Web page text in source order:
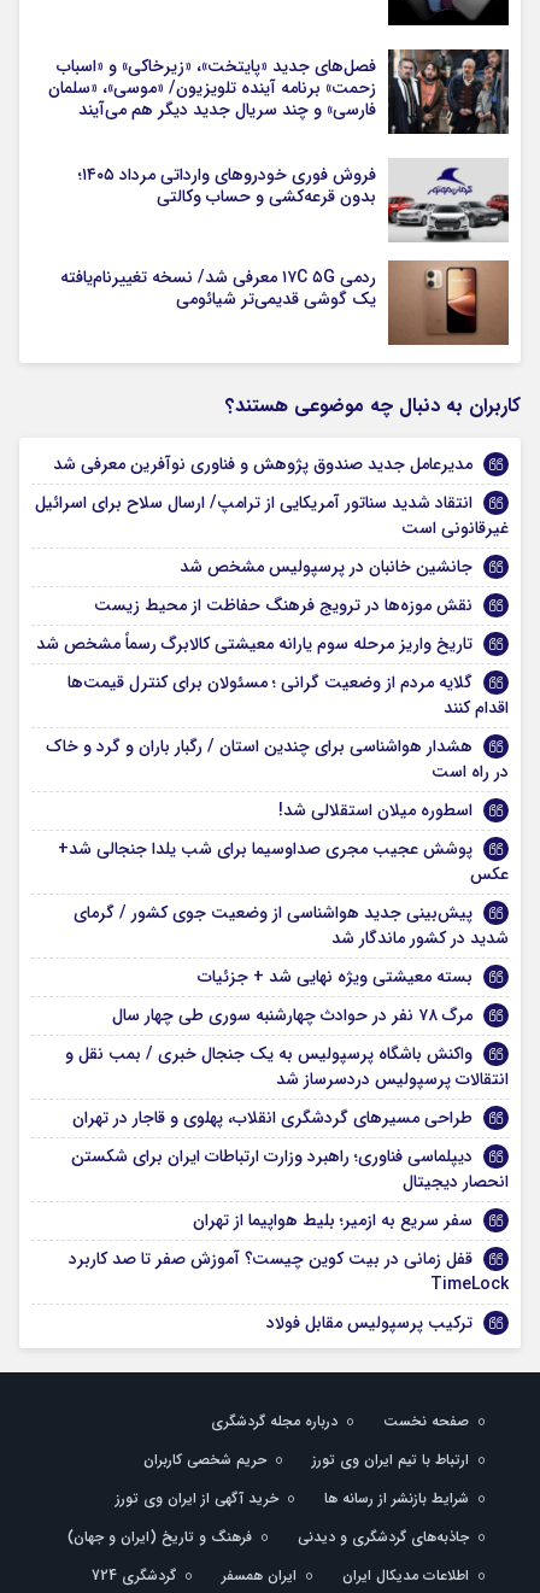
فصل‌های جدید «پایتخت»، «زیرخاکی» و «اسباب
زحمت» برنامه آینده تلویزیون/ «موسی»، «سلمان
فارسی» و چند سریال جدید دیگر هم می‌آیند
فروش فوری خودروهای وارداتی مرداد ۱۴۰۵؛
بدون قرعه‌کشی و حساب وکالتی
ردمی ۱۷C ۵G معرفی شد/ نسخه تغییرنام‌یافته
یک گوشی قدیمی‌تر شیائومی
کاربران به دنبال چه موضوعی هستند؟
مدیرعامل جدید صندوق پژوهش و فناوری نوآفرین معرفی شد
انتقاد شدید سناتور آمریکایی از ترامپ/ ارسال سلاح برای اسرائیل
غیرقانونی است
جانشین خانبان در پرسپولیس مشخص شد
نقش موزه‌ها در ترویج فرهنگ حفاظت از محیط زیست
تاریخ واریز مرحله سوم یارانه معیشتی کالابرگ رسماً مشخص شد
گلایه مردم از وضعیت گرانی ؛ مسئولان برای کنترل قیمت‌ها
اقدام کنند
هشدار هواشناسی برای چندین استان / رگبار باران و گرد و خاک
در راه است
اسطوره میلان استقلالی شد!
پوشش عجیب مجری صداوسیما برای شب یلدا جنجالی شد+
عکس
پیش‌بینی جدید هواشناسی از وضعیت جوی کشور / گرمای
شدید در کشور ماندگار شد
بسته معیشتی ویژه نهایی شد + جزئیات
مرگ ۷۸ نفر در حوادث چهارشنبه سوری طی چهار سال
واکنش باشگاه پرسپولیس به یک جنجال خبری / بمب نقل و
انتقالات پرسپولیس دردسرساز شد
طراحی مسیرهای گردشگری انقلاب، پهلوی و قاجار در تهران
دیپلماسی فناوری؛ راهبرد وزارت ارتباطات ایران برای شکستن
انحصار دیجیتال
سفر سریع به ازمیر؛ بلیط هواپیما از تهران
قفل زمانی در بیت کوین چیست؟ آموزش صفر تا صد کاربرد
TimeLock
ترکیب پرسپولیس مقابل فولاد
صفحه نخست
درباره مجله گردشگری
ارتباط با تیم ایران وی تورز
حریم شخصی کاربران
شرایط بازنشر از رسانه ها
خرید آگهی از ایران وی تورز
جاذبه‌های گردشگری و دیدنی
فرهنگ و تاریخ (ایران و جهان)
اطلاعات مدیکال ایران
ایران همسفر گردشگری 724